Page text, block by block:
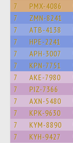
7 PMX-4086
7 ZMN-8241
7 ATB-4138
7 HPE-2241
7 APH-3007
7 KPN-7751
7 AKE-7980
7 PIZ-7366
7 AXN-5480
7 KPK-9630
7 KYM-8890
7 KYH-9427